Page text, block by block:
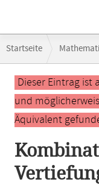
Navigation
Startseite
Hauptinhalt
Dieser Eintrag ist
und
Äquivalent